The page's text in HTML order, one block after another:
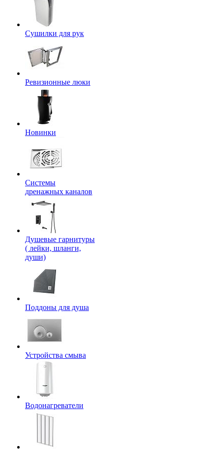
Сушилки для рук
Ревизионные люки
Новинки
Системы
дренажных каналов
Душевые гарнитуры
( лейки, шланги,
души)
Поддоны для душа
Устройства смыва
Водонагреватели